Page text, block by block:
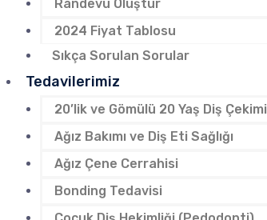
Randevu Oluştur
2024 Fiyat Tablosu
Sıkça Sorulan Sorular
Tedavilerimiz
20’lik ve Gömülü 20 Yaş Diş Çekimi
Ağız Bakımı ve Diş Eti Sağlığı
Ağız Çene Cerrahisi
Bonding Tedavisi